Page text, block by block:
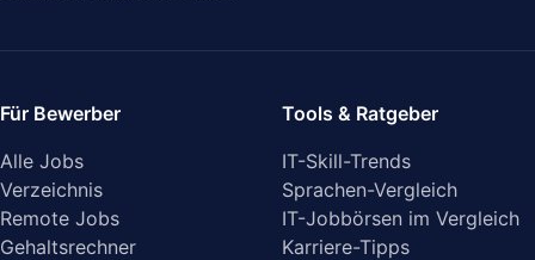
Für Bewerber
Alle Jobs
Verzeichnis
Remote Jobs
Gehaltsrechner
Tools & Ratgeber
IT-Skill-Trends
Sprachen-Vergleich
IT-Jobbörsen im Vergleich
Karriere-Tipps